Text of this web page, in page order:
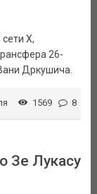
Х,
26-
Дркушича.
1569 8
Зе Лукасу